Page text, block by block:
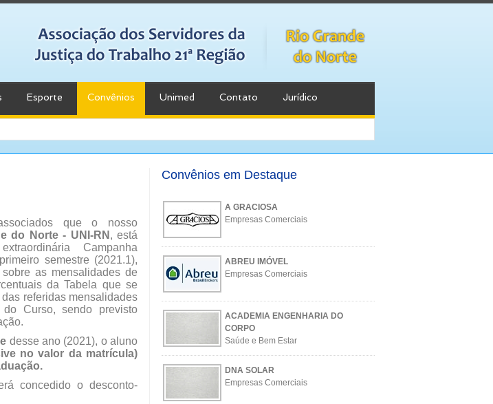
Esporte Convênios Unimed Contato Jurídico
que o nosso
do Norte - UNI-RN , está
Campanha
semestre (2021.1),
as mensalidades de
da Tabela que se
referidas mensalidades
Curso, sendo previsto
desse ano (2021), o aluno
no valor da matrícula)
concedido o desconto-
Convênios em Destaque
A GRACIOSA
Empresas Comerciais
ABREU IMÓVEL
Empresas Comerciais
ACADEMIA ENGENHARIA DO
CORPO
Saúde e Bem Estar
DNA SOLAR
Empresas Comerciais